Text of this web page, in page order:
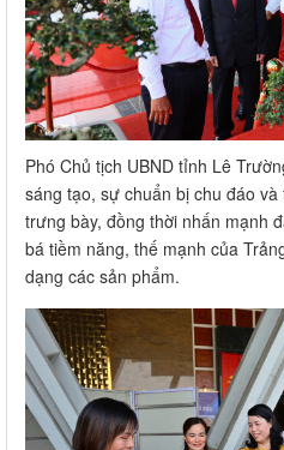
Phó Chủ tịch UBND tỉnh Lê
sáng tạo, sự chuẩn bị chu đáo
trưng bày, đồng thời nhấn mạnh
bá tiềm năng, thế mạnh của
dạng các sản phẩm.